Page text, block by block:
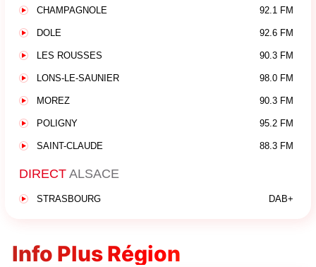
CHAMPAGNOLE 92.1 FM
DOLE 92.6 FM
LES ROUSSES 90.3 FM
LONS-LE-SAUNIER 98.0 FM
MOREZ 90.3 FM
POLIGNY 95.2 FM
SAINT-CLAUDE 88.3 FM
DIRECT ALSACE
STRASBOURG DAB+
Info Plus Région